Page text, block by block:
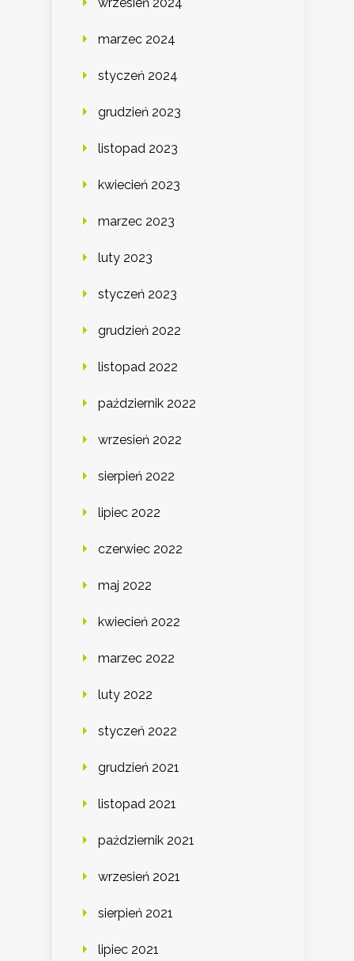
marzec 2024
styczeń 2024
grudzień 2023
listopad 2023
kwiecień 2023
marzec 2023
luty 2023
styczeń 2023
grudzień 2022
listopad 2022
październik 2022
wrzesień 2022
sierpień 2022
lipiec 2022
czerwiec 2022
maj 2022
kwiecień 2022
marzec 2022
luty 2022
styczeń 2022
grudzień 2021
listopad 2021
październik 2021
wrzesień 2021
sierpień 2021
lipiec 2021